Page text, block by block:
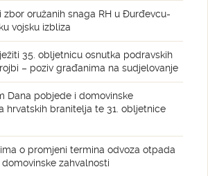
zbor oružanih snaga RH u Đurđevcu-
vojsku izbliza
35. obljetnicu osnutka podravskih
– poziv građanima na sudjelovanje
Dana pobjede i domovinske
hrvatskih branitelja te 31. obljetnice
o promjeni termina odvoza otpada
zahvalnosti